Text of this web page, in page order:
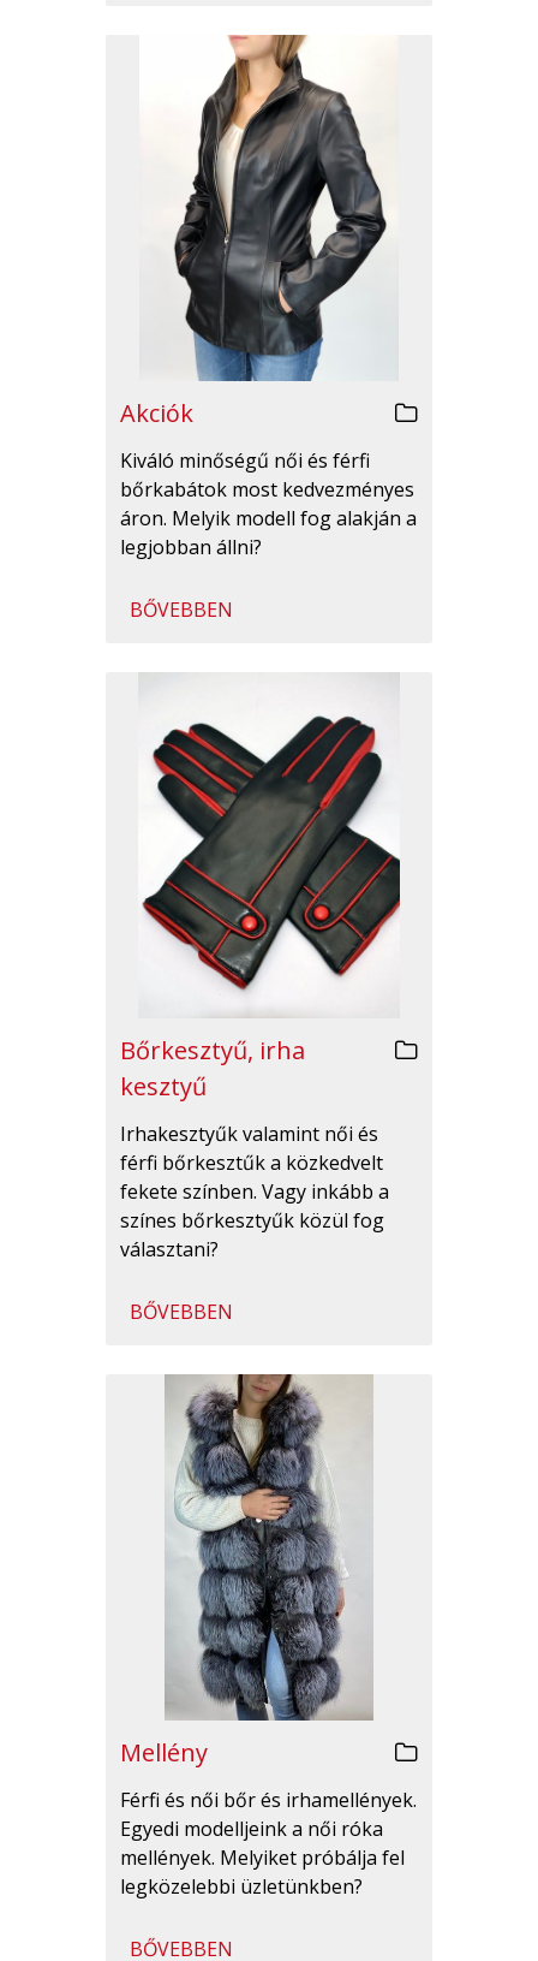
Akciók
Kiváló minőségű női és férfi
bőrkabátok most kedvezményes
áron. Melyik modell fog alakján a
legjobban állni?
BŐVEBBEN
Bőrkesztyű, irha
kesztyű
Irhakesztyűk valamint női és
férfi bőrkesztűk a közkedvelt
fekete színben. Vagy inkább a
színes bőrkesztyűk közül fog
választani?
BŐVEBBEN
Mellény
Férfi és női bőr és irhamellények.
Egyedi modelljeink a női róka
mellények. Melyiket próbálja fel
legközelebbi üzletünkben?
BŐVEBBEN